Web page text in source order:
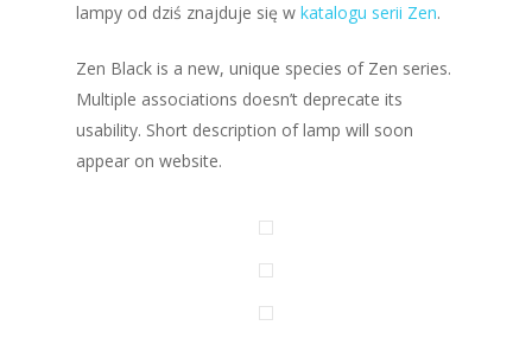
lampy od dziś znajduje się w katalogu serii Zen.
Zen Black is a new, unique species of Zen series.
Multiple associations doesn’t deprecate its
usability. Short description of lamp will soon
appear on website.